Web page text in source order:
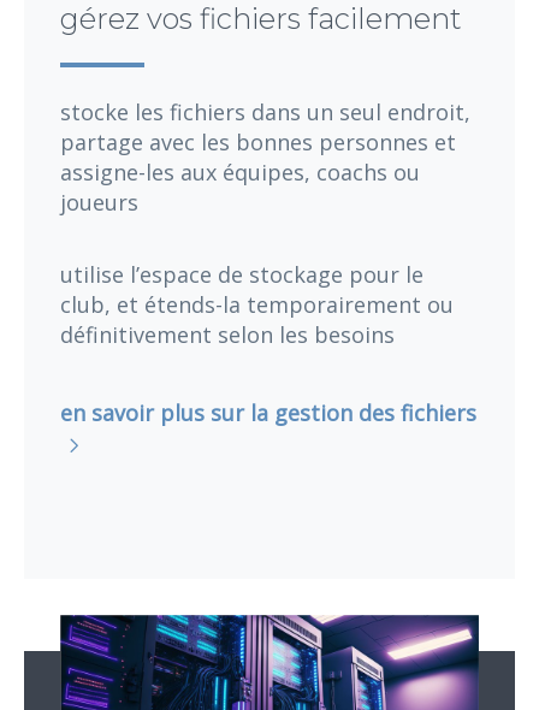
gérez vos fichiers facilement
stocke les fichiers dans un seul endroit,
partage avec les bonnes personnes et
assigne-les aux équipes, coachs ou
joueurs
utilise l’espace de stockage pour le
club, et étends-la temporairement ou
définitivement selon les besoins
en savoir plus sur la gestion des fichiers